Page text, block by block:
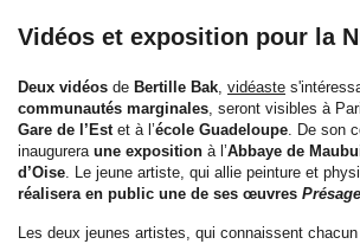
Vidéos et exposition pour la
Deux vidéos de Bertille Bak, vidéaste
communautés marginales, seront visibles à
Gare de l’Estet à l’école Guadeloupe. De son
inaugurera une exposition à l’Abbaye de
d’Oise. Le jeune artiste, qui allie peinture et
réalisera en public une de ses œuvres Présage
Les deux jeunes artistes, qui connaissent